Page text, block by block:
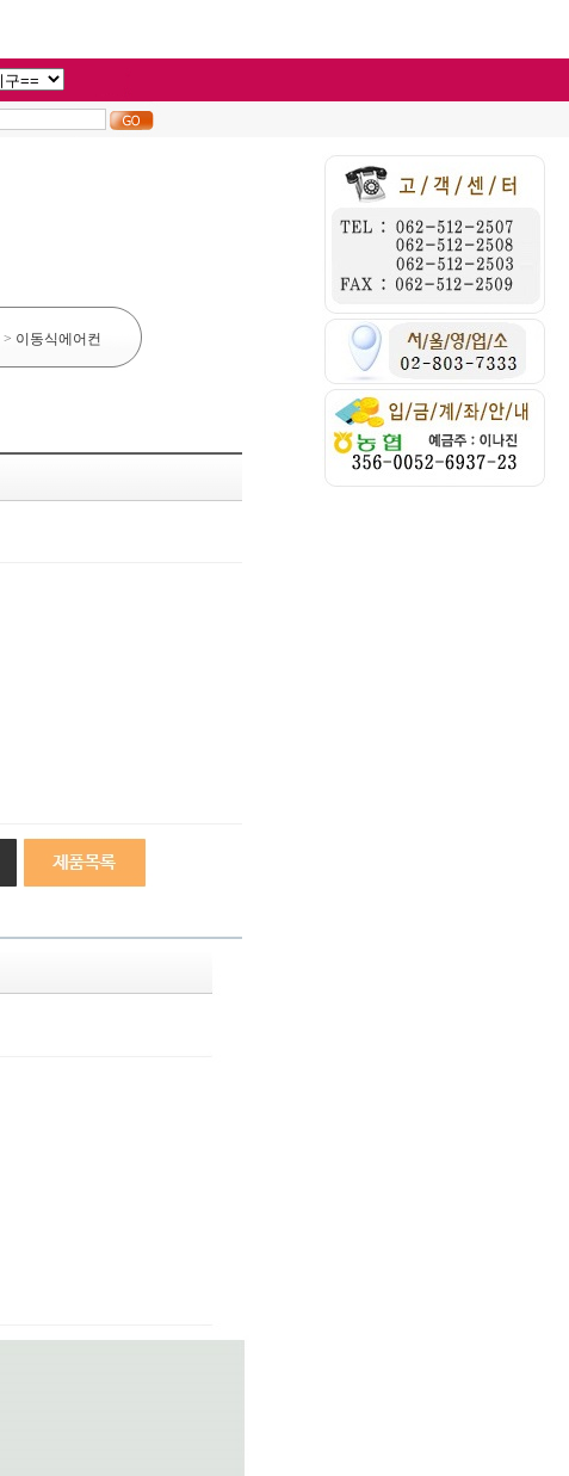
> 이동식에어컨